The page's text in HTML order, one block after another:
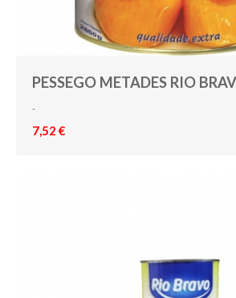
PESSEGO METADES RIO
-
7,52 €